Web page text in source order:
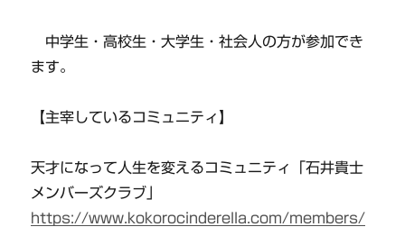
中学生・高校生・大学生・社会人の方が参加でき
ます。
【主宰しているコミュニティ】
天才になって人生を変えるコミュニティ「石井貴士
メンバーズクラブ」
https://www.kokorocinderella.com/members/